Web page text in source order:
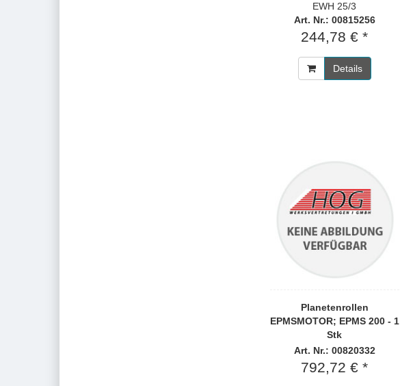
EWH 25/3
Art. Nr.: 00815256
244,78 € *
Details
Planetenrollen
EPMSMOTOR; EPMS 200 - 1
Stk
Art. Nr.: 00820332
792,72 € *